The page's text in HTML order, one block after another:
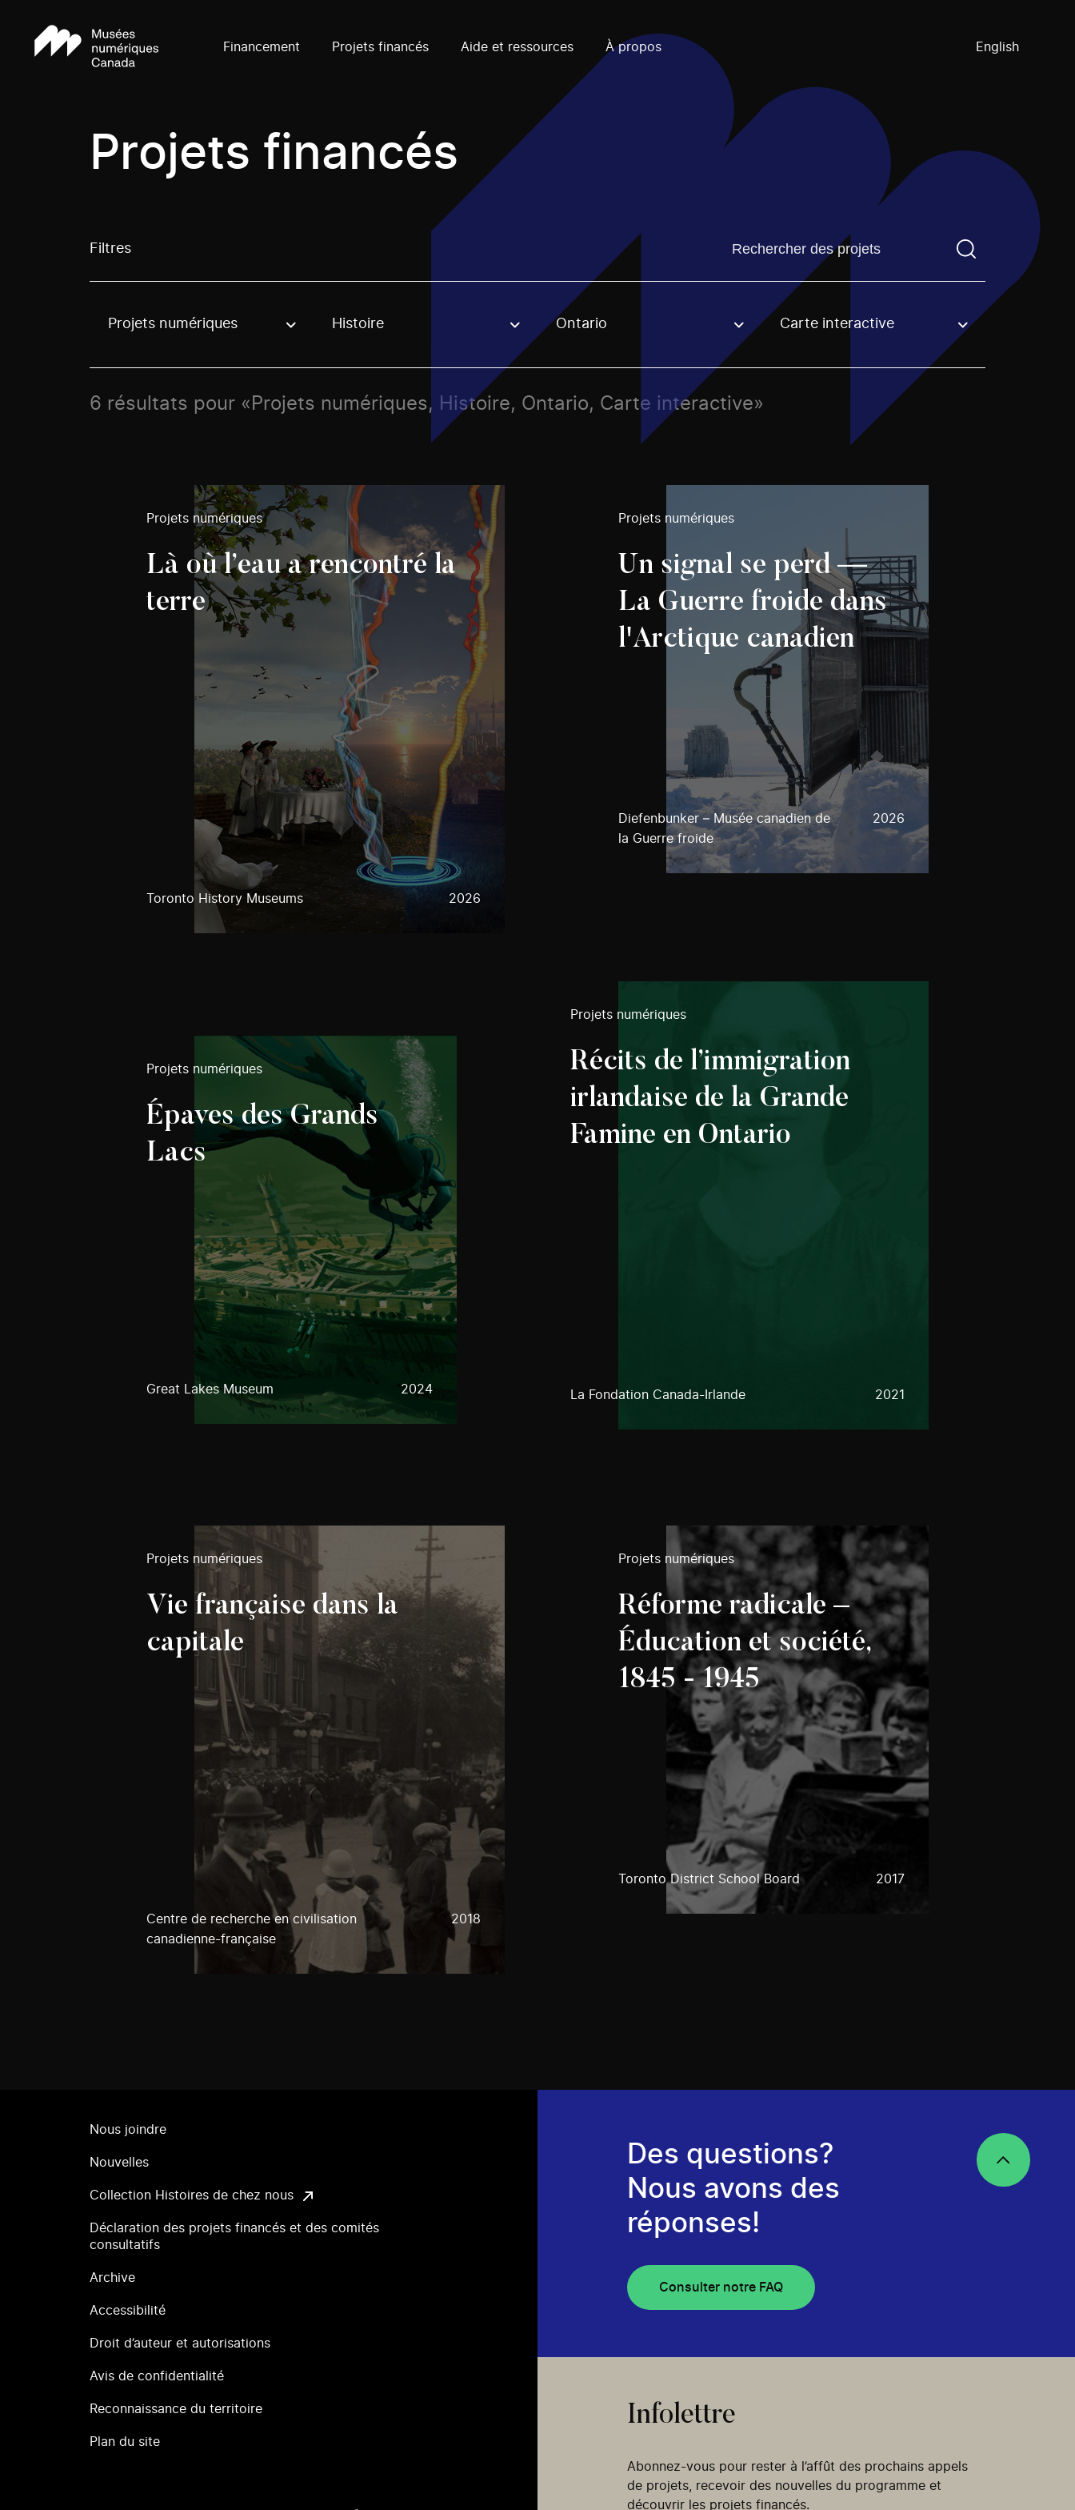
Financement Projets financés Aide et ressources À propos English
Projets financés
Filtres Trouvez un projetVous devez saisir un terme de
Use these options to filter projects by topic, stream or regon. The filter will be applied when selecting an option.
Projets numériques Histoire Ontario Carte interactive
6 résultats pour «Projets numériques, Histoire, Ontario, Carte interactive»
Projets numériques
Là où l’eau a rencontré la
terre
Toronto History Museums 2026
Projets numériques
Un signal se perd —
La Guerre froide dans
l'Arctique canadien
Diefenbunker – Musée canadien de
la Guerre froide
2026
Projets numériques
Épaves des Grands
Lacs
Great Lakes Museum 2024
Projets numériques
Récits de l’immigration
irlandaise de la Grande
Famine en Ontario
La Fondation Canada-Irlande 2021
Projets numériques
Vie française dans la
capitale
Centre de recherche en civilisation
canadienne-française
2018
Projets numériques
Réforme radicale –
Éducation et société,
1845 - 1945
Toronto District School Board 2017
Nous joindre
Nouvelles
Collection Histoires de chez nous
Déclaration des projets financés et des comités
consultatifs
Archive
Accessibilité
Droit d’auteur et autorisations
Avis de confidentialité
Reconnaissance du territoire
Plan du site
Des questions?
Nous avons des
réponses!
Consulter notre FAQ
Infolettre
Abonnez-vous pour rester à l’affût des prochains appels
de projets, recevoir des nouvelles du programme et
découvrir les projets financés.